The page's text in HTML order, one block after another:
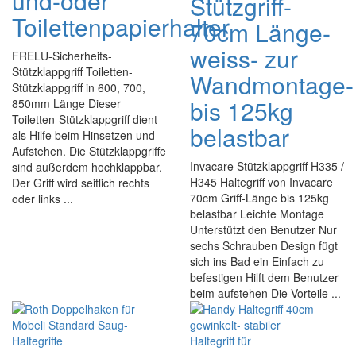
Toilettenpapierhalter
FRELU-Sicherheits-
Stützklappgriff Toiletten-
Stützklappgriff in 600, 700,
850mm Länge Dieser
Toiletten-Stützklappgriff dient
als Hilfe beim Hinsetzen und
Aufstehen. Die Stützklappgriffe
sind außerdem hochklappbar.
Der Griff wird seitlich rechts
oder links ...
70cm Länge-
weiss- zur
Wandmontage-
bis 125kg
belastbar
Invacare Stützklappgriff H335 /
H345 Haltegriff von Invacare
70cm Griff-Länge bis 125kg
belastbar Leichte Montage
Unterstützt den Benutzer Nur
sechs Schrauben Design fügt
sich ins Bad ein Einfach zu
befestigen Hilft dem Benutzer
beim aufstehen Die Vorteile ...